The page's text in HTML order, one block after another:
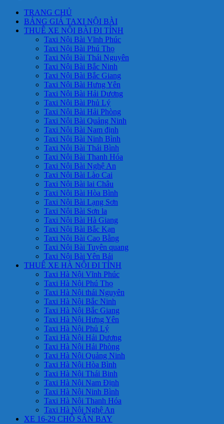
TRANG CHỦ
BẢNG GIÁ TAXI NỘI BÀI
THUÊ XE NỘI BÀI ĐI TỈNH
Taxi Nội Bài Vĩnh Phúc
Taxi Nội Bài Phú Thọ
Taxi Nội Bài Thái Nguyên
Taxi Nội Bài Bắc Ninh
Taxi Nội Bài Bắc Giang
Taxi Nội Bài Hưng Yên
Taxi Nội Bài Hải Dương
Taxi Nội Bài Phủ Lý
Taxi Nội Bài Hải Phòng
Taxi Nội Bài Quảng Ninh
Taxi Nội Bài Nam định
Taxi Nội Bài Ninh Bình
Taxi Nội Bài Thái Bình
Taxi Nội Bài Thanh Hóa
Taxi Nội Bài Nghệ An
Taxi Nội Bài Lào Cai
Taxi Nội Bài lai Châu
Taxi Nội Bài Hòa Bình
Taxi Nội Bài Lạng Sơn
Taxi Nội Bài Sơn la
Taxi Nội Bài Hà Giang
Taxi Nội Bài Bắc Kạn
Taxi Nội Bài Cao Bằng
Taxi Nội Bài Tuyên quang
Taxi Nội Bài Yên Bái
THUÊ XE HÀ NỘI ĐI TỈNH
Taxi Hà Nội Vĩnh Phúc
Taxi Hà Nội Phú Thọ
Taxi Hà Nội thái Nguyên
Taxi Hà Nội Bắc Ninh
Taxi Hà Nội Bắc Giang
Taxi Hà Nội Hưng Yên
Taxi Hà Nội Phủ Lý
Taxi Hà Nội Hải Dương
Taxi Hà Nội Hải Phòng
Taxi Hà Nội Quảng Ninh
Taxi Hà Nội Hòa Bình
Taxi Hà Nội Thái Binh
Taxi Hà Nội Nam Định
Taxi Hà Nội Ninh Bình
Taxi Hà Nội Thanh Hóa
Taxi Hà Nội Nghệ An
XE 16-29 CHỖ SÂN BAY